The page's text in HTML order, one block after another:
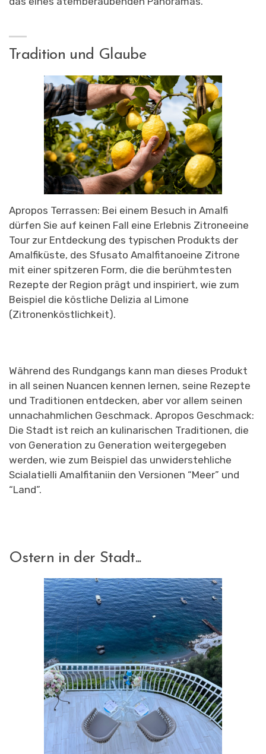
Tradition und Glaube
Apropos Terrassen: Bei einem Besuch in Amalfi
dürfen Sie auf keinen Fall eine Erlebnis Zitroneeine
Tour zur Entdeckung des typischen Produkts der
Amalfiküste, des Sfusato Amalfitanoeine Zitrone
mit einer spitzeren Form, die die berühmtesten
Rezepte der Region prägt und inspiriert, wie zum
Beispiel die köstliche Delizia al Limone
(Zitronenköstlichkeit).
Während des Rundgangs kann man dieses Produkt
in all seinen Nuancen kennen lernen, seine Rezepte
und Traditionen entdecken, aber vor allem seinen
unnachahmlichen Geschmack. Apropos Geschmack:
Die Stadt ist reich an kulinarischen Traditionen, die
von Generation zu Generation weitergegeben
werden, wie zum Beispiel das unwiderstehliche
Scialatielli Amalfitaniin den Versionen “Meer” und
“Land”.
Ostern in der Stadt...